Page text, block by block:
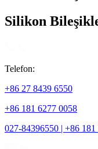
Silikon
Telefon:
+86 27 8439 6550
+86 181 6277 0058
027-84396550 | +86